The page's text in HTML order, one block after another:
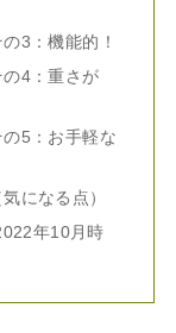
3：機能的！
4：重さが
5：お手軽な
になる点）
年10月時